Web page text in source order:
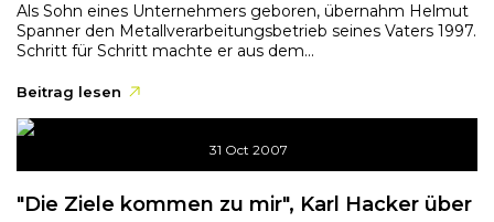
Als Sohn eines Unternehmers geboren, übernahm Helmut
Spanner den Metallverarbeitungsbetrieb seines Vaters 1997.
Schritt für Schritt machte er aus dem...
Beitrag lesen
31 Oct 2007
"Die Ziele kommen zu mir", Karl Hacker über